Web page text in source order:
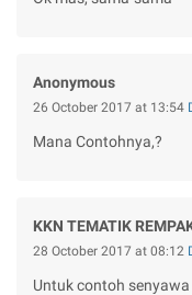
Anonymous
26 October 2017 at 13:54
Mana Contohnya,?
KKN TEMATIK
28 October 2017 at 08:12
Untuk contoh